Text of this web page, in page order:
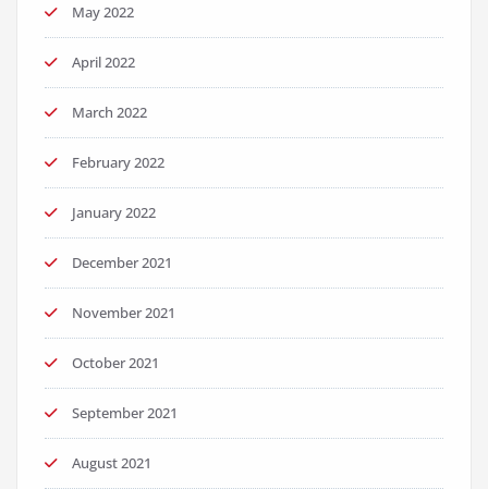
May 2022
April 2022
March 2022
February 2022
January 2022
December 2021
November 2021
October 2021
September 2021
August 2021